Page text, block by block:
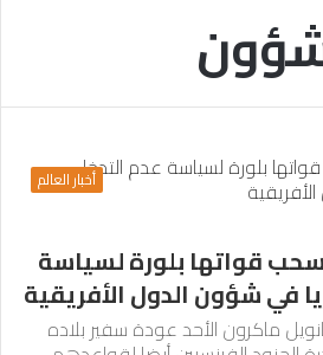
أخبار العالم
سحب قواتها بلورة لسياسة
في شؤون الدول الأفريقية
ماكرون الأحد عودة سفير بلاده